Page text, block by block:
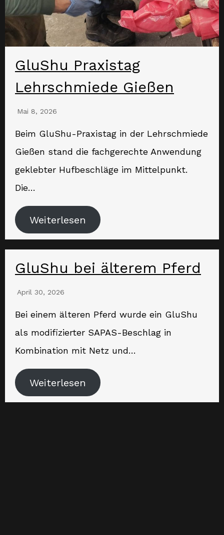
GluShu Praxistag
Lehrschmiede Gießen
Mai 8, 2026
Beim GluShu-Praxistag in der Lehrschmiede
Gießen stand die fachgerechte Anwendung
geklebter Hufbeschläge im Mittelpunkt.
Die…
Weiterlesen
GluShu bei älterem Pferd
April 30, 2026
Bei einem älteren Pferd wurde ein GluShu
als modifizierter SAPAS-Beschlag in
Kombination mit Netz und…
Weiterlesen